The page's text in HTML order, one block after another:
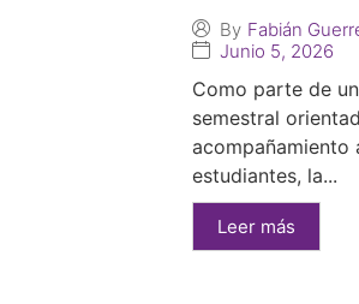
By Fabián
Junio 5, 2026
Como parte de
semestral
acompañamiento
estudiantes, la...
Leer más